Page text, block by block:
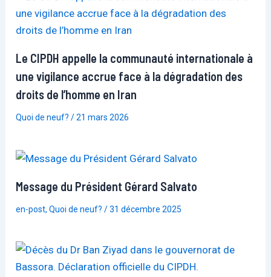
Le CIPDH appelle la communauté internationale à
une vigilance accrue face à la dégradation des
droits de l’homme en Iran
Quoi de neuf? /21 mars 2026
Message du Président Gérard Salvato
en-post,Quoi de neuf? /31 décembre 2025